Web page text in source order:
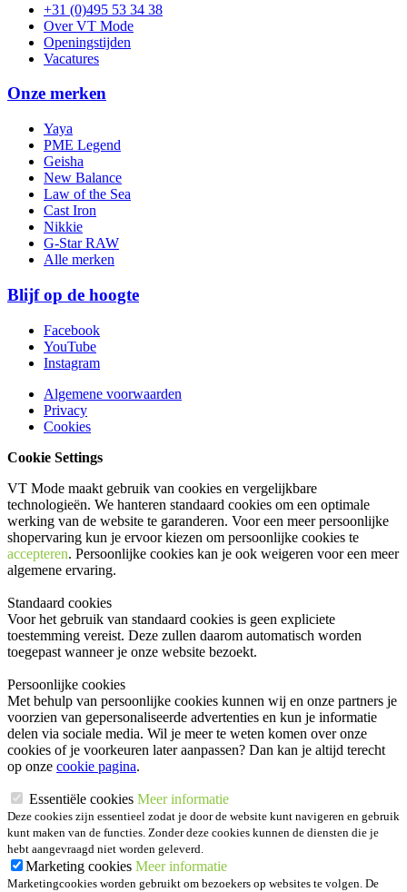
+31 (0)495 53 34 38
Over VT Mode
Openingstijden
Vacatures
Onze merken
Yaya
PME Legend
Geisha
New Balance
Law of the Sea
Cast Iron
Nikkie
G-Star RAW
Alle merken
Blijf op de hoogte
Facebook
YouTube
Instagram
Algemene voorwaarden
Privacy
Cookies
Cookie Settings
VT Mode maakt gebruik van cookies en vergelijkbare
technologieën. We hanteren standaard cookies om een optimale
werking van de website te garanderen. Voor een meer persoonlijke
shopervaring kun je ervoor kiezen om persoonlijke cookies te
accepteren. Persoonlijke cookies kan je ook weigeren voor een meer
algemene ervaring.
Standaard cookies
Voor het gebruik van standaard cookies is geen expliciete
toestemming vereist. Deze zullen daarom automatisch worden
toegepast wanneer je onze website bezoekt.
Persoonlijke cookies
Met behulp van persoonlijke cookies kunnen wij en onze partners je
voorzien van gepersonaliseerde advertenties en kun je informatie
delen via sociale media. Wil je meer te weten komen over onze
cookies of je voorkeuren later aanpassen? Dan kan je altijd terecht
op onze cookie pagina.
Essentiële cookies Meer informatie
Deze cookies zijn essentieel zodat je door de website kunt navigeren en gebruik
kunt maken van de functies. Zonder deze cookies kunnen de diensten die je
hebt aangevraagd niet worden geleverd.
Marketing cookies Meer informatie
Marketingcookies worden gebruikt om bezoekers op websites te volgen. De